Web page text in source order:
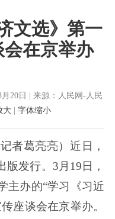
文选》第一
在京举办
20日 | 来源：人民网-人民
大 | 字体缩小
者葛亮亮）近日，
版发行。3月19日，
主办的“学习《习近
座谈会在京举办。